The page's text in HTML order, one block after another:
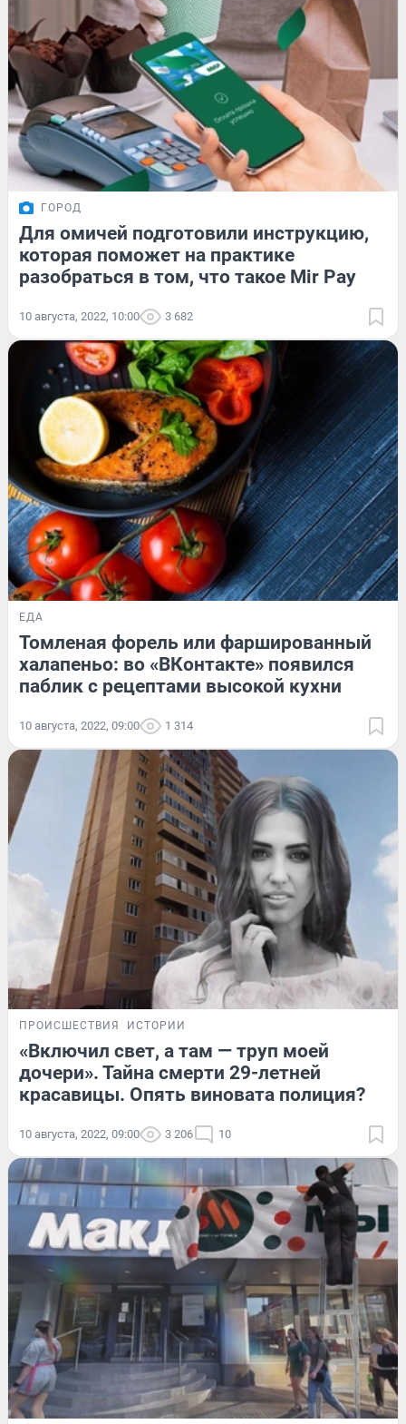
ГОРОД
Для омичей подготовили инструкцию,
которая поможет на практике
разобраться в том, что такое Mir Pay
10 августа, 2022, 10:00 3 682
ЕДА
Томленая форель или фаршированный
халапеньо: во «ВКонтакте» появился
паблик с рецептами высокой кухни
10 августа, 2022, 09:00 1 314
ПРОИСШЕСТВИЯ ИСТОРИИ
«Включил свет, а там — труп моей
дочери». Тайна смерти 29-летней
красавицы. Опять виновата полиция?
10 августа, 2022, 09:00 3 206 10